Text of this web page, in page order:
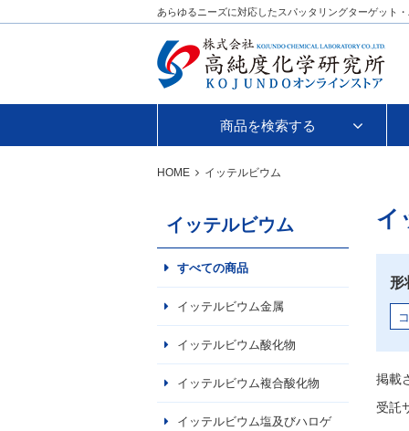
あらゆるニーズに対応したスパッタリングターゲット
商品を検索する
HOME イッテルビウム
イッテルビウム
すべての商品
イッテルビウム金属
イッテルビウム酸化物
イッテルビウム複合酸化物
イッテルビウム塩及びハロゲ
イ
形
掲載
受託